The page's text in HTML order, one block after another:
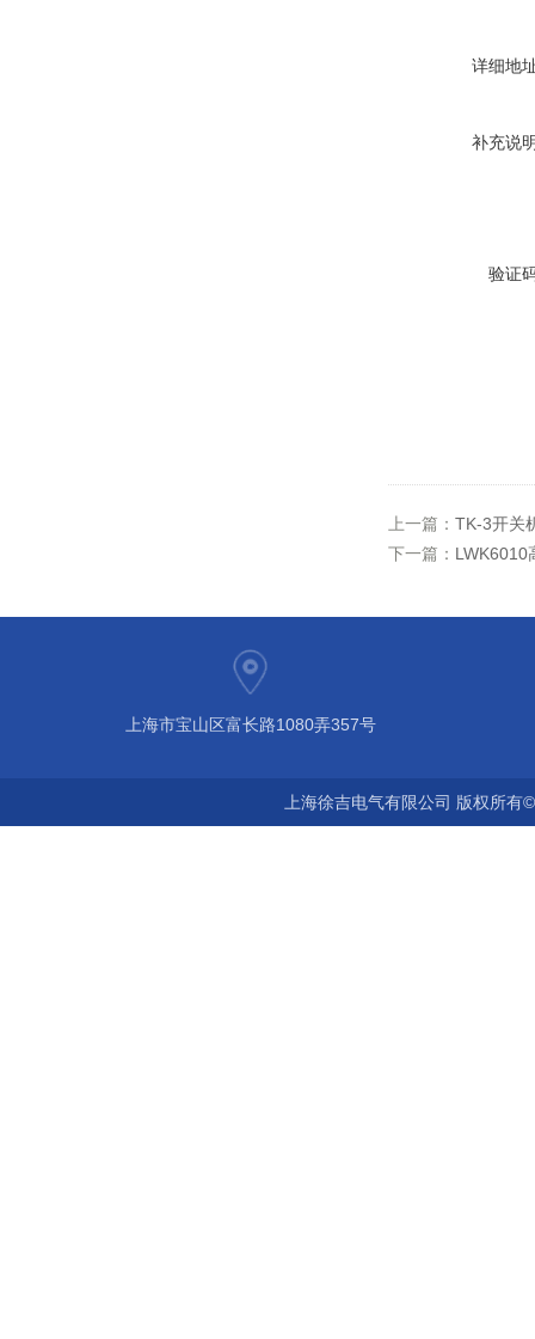
详细地
补充说
验证
上一篇： TK-3开关
下一篇： LWK6010
上海市宝山区富长路1080弄357号
上海徐吉电气有限公司 版权所